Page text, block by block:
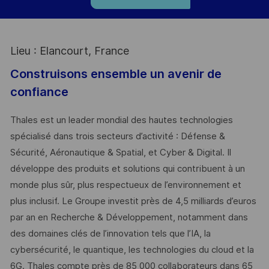
Lieu : Elancourt, France
Construisons ensemble un avenir de
confiance
Thales est un leader mondial des hautes technologies
spécialisé dans trois secteurs d’activité : Défense &
Sécurité, Aéronautique & Spatial, et Cyber & Digital. Il
développe des produits et solutions qui contribuent à un
monde plus sûr, plus respectueux de l’environnement et
plus inclusif. Le Groupe investit près de 4,5 milliards d’euros
par an en Recherche & Développement, notamment dans
des domaines clés de l’innovation tels que l’IA, la
cybersécurité, le quantique, les technologies du cloud et la
6G. Thales compte près de 85 000 collaborateurs dans 65